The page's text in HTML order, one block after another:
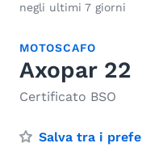
negli ultimi 7 giorni
MOTOSCAFO
Axopar 22
Certificato BSO
Salva tra i